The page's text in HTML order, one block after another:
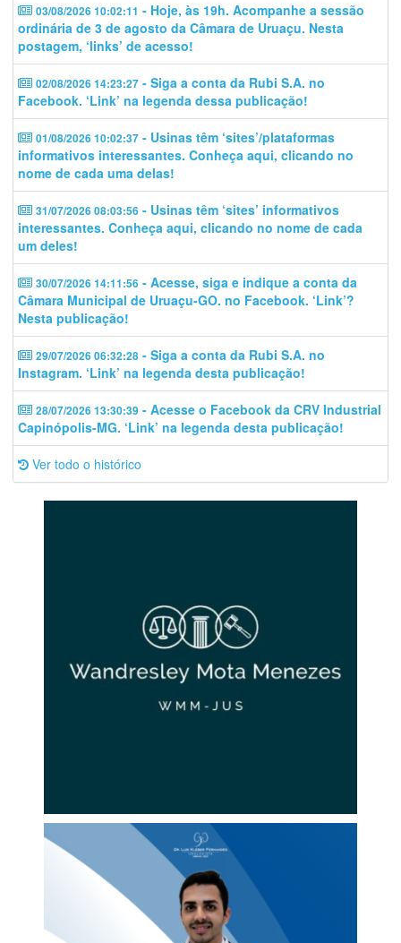
03/08/2026 10:02:11 - Hoje, às 19h. Acompanhe a sessão
ordinária de 3 de agosto da Câmara de Uruaçu. Nesta
postagem, ‘links’ de acesso!
02/08/2026 14:23:27 - Siga a conta da Rubi S.A. no
Facebook. ‘Link’ na legenda dessa publicação!
01/08/2026 10:02:37 - Usinas têm ‘sites’/plataformas
informativos interessantes. Conheça aqui, clicando no
nome de cada uma delas!
31/07/2026 08:03:56 - Usinas têm ‘sites’ informativos
interessantes. Conheça aqui, clicando no nome de cada
um deles!
30/07/2026 14:11:56 - Acesse, siga e indique a conta da
Câmara Municipal de Uruaçu-GO. no Facebook. ‘Link’?
Nesta publicação!
29/07/2026 06:32:28 - Siga a conta da Rubi S.A. no
Instagram. ‘Link’ na legenda desta publicação!
28/07/2026 13:30:39 - Acesse o Facebook da CRV Industrial
Capinópolis-MG. ‘Link’ na legenda desta publicação!
Ver todo o histórico